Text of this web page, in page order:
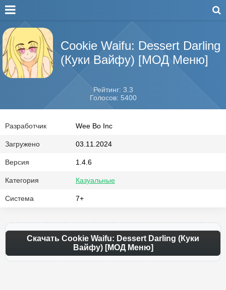
Cookie Waifu: Dessert Darling
(Куки Вайфу) [МОД Меню]
Рейтинг: 3.3
Голосов: 5400
Разработчик Wee Bo Inc
Загружено 03.11.2024
Версия 1.4.6
Категория Казуальные
Система 7+
Скачать Cookie Waifu: Dessert Darling (Куки
Вайфу) [МОД Меню]